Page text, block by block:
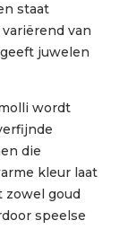
staat
van
juwelen
wordt
die
kleur laat
zowel goud
speelse